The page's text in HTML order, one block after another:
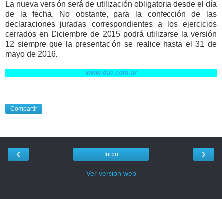
La nueva versión será de utilización obligatoria desde el día
de la fecha.
No obstante, para la confección de las
declaraciones juradas correspondientes a los ejercicios
cerrados en Diciembre de 2015 podrá utilizarse la versión
12 siempre que la presentación se realice hasta el 31 de
mayo de 2016.
www.dae.com.ar
Compartir
‹ ›
Inicio
Ver versión web